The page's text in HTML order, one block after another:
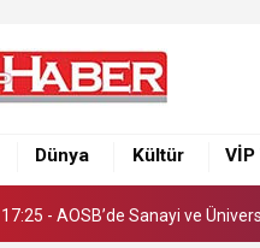
Dünya Kültür VİP
17:19 - Adana Altın Koza’dan
17:19 - Adana Altın Koza’dan
17:25 - AOSB’de Sanayi ve